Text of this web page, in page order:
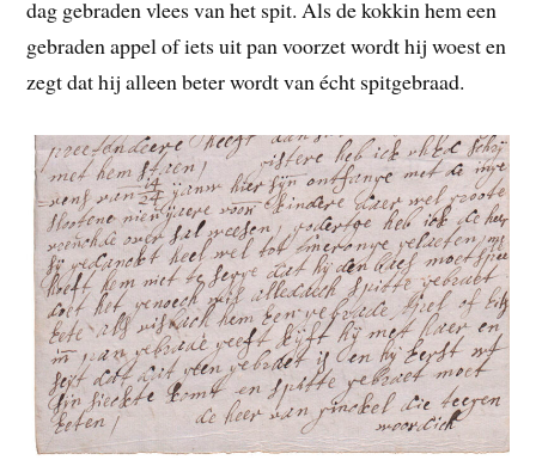
dag gebraden vlees van het spit. Als de kokkin hem een
gebraden appel of iets uit pan voorzet wordt hij woest en
zegt dat hij alleen beter wordt van écht spitgebraad.